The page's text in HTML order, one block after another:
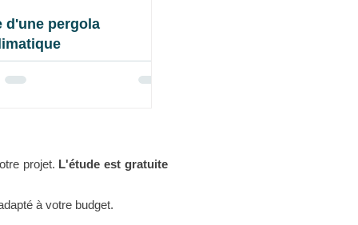
d'une pergola
projet. L'étude est gratuite
à votre budget.